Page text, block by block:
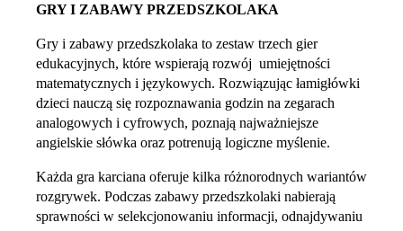
GRY I ZABAWY PRZEDSZKOLAKA
Gry i zabawy przedszkolaka to zestaw trzech gier
edukacyjnych, które wspierają rozwój umiejętności
matematycznych i językowych. Rozwiązując łamigłówki
dzieci nauczą się rozpoznawania godzin na zegarach
analogowych i cyfrowych, poznają najważniejsze
angielskie słówka oraz potrenują logiczne myślenie.
Każda gra karciana oferuje kilka różnorodnych wariantów
rozgrywek. Podczas zabawy przedszkolaki nabierają
sprawności w selekcjonowaniu informacji, odnajdywaniu